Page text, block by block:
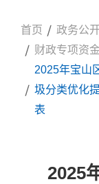
首页 政务公开
财政专项资
2025年宝山
圾分类优化
表
2025